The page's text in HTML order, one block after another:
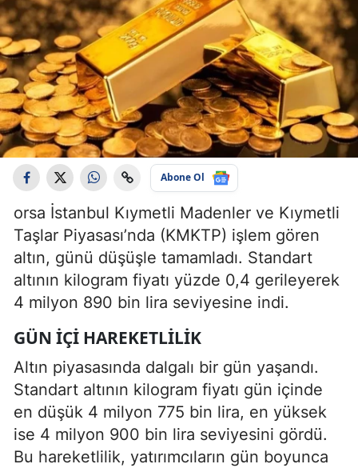
Abone Ol
orsa İstanbul Kıymetli Madenler ve Kıymetli
Taşlar Piyasası’nda (KMKTP) işlem gören
altın, günü düşüşle tamamladı. Standart
altının kilogram fiyatı yüzde 0,4 gerileyerek
4 milyon 890 bin lira seviyesine indi.
GÜN İÇI HAREKETLILIK
Altın piyasasında dalgalı bir gün yaşandı.
Standart altının kilogram fiyatı gün içinde
en düşük 4 milyon 775 bin lira, en yüksek
ise 4 milyon 900 bin lira seviyesini gördü.
Bu hareketlilik, yatırımcıların gün boyunca